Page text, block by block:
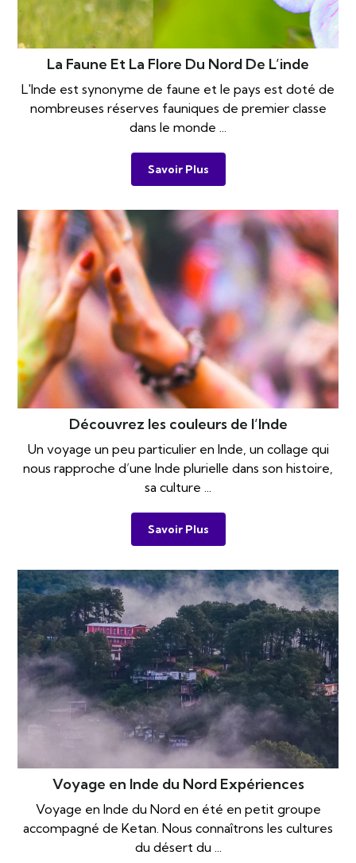
La Faune Et La Flore Du Nord De L’inde
L'Inde est synonyme de faune et le pays est doté de
nombreuses réserves fauniques de premier classe
dans le monde ...
Savoir Plus
Découvrez les couleurs de l’Inde
Un voyage un peu particulier en Inde, un collage qui
nous rapproche d’une Inde plurielle dans son histoire,
sa culture ...
Savoir Plus
Voyage en Inde du Nord Expériences
Voyage en Inde du Nord en été en petit groupe
accompagné de Ketan. Nous connaîtrons les cultures
du désert du ...